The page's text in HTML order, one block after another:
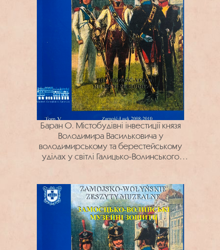
Баран О. Містобудівні інвестиції князя
Володимира Васильковича у
володимирському та берестейському
уділах у світлі Галицько-Волинського